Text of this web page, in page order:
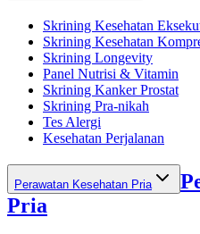
Skrining Kesehatan
Skrining Kesehatan
Skrining Longevity
Panel Nutrisi & Vitamin
Skrining Kanker Prostat
Skrining Pra-nikah
Tes Alergi
Kesehatan Perjalanan
Perawatan Kesehatan Pria
Pria